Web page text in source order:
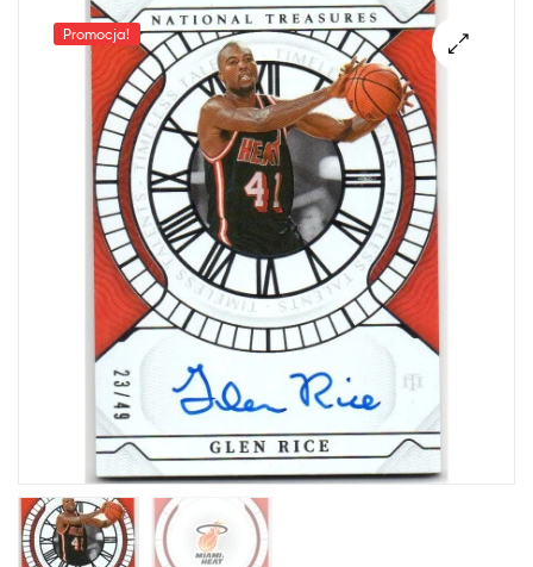
Karta
NBA
Autografem
Promocja!